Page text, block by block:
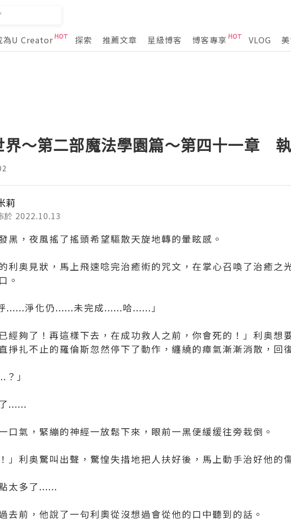
為U Creator 探索 推薦文章 星級博客 博客專享 VLOG
界～第二部魔法學園篇～第四十一章
莉
於 2022.10.13
黑，夜風搖了搖頭希望驅散天旋地轉的暈眩感。
利奥見狀，馬上飛速唸完治癒術的咒文，在掌心召喚了治癒之
。
......淨化仍......未完成......哈......」
已經夠了！再這樣下去，在成功救人之前，你會死的！」利奥想
掙扎不止的羅倫斯忽然停下了動作，纏繞的瘴氣漸漸消散，回
？」
......
口氣，緊繃的神經一放鬆下來，眼前一黑便緩缓往旁栽倒。
！」利奥驚叫出聲，驚惶失措地把人扶好後，馬上動手治好他的
太多了......
去前，他說了一句利奧從沒想過會從他的口中聽到的話。